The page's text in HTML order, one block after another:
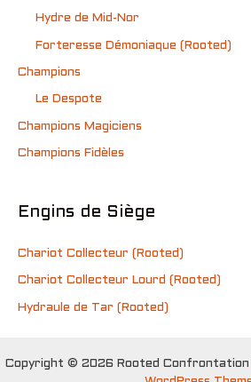
Hydre de Mid-Nor
Forteresse Démoniaque (Rooted)
Champions
Le Despote
Champions Magiciens
Champions Fidèles
Engins de Siège
Chariot Collecteur (Rooted)
Chariot Collecteur Lourd (Rooted)
Hydraule de Tar (Rooted)
Copyright © 2026 Rooted Confrontation